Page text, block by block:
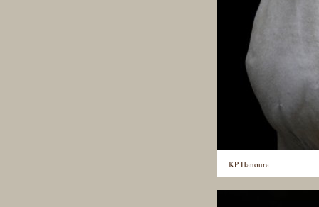
KP Hanoura